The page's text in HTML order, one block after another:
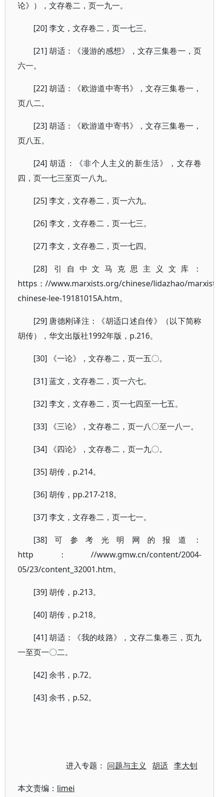
论》），文存卷二，页一九一。
[20] 李文，文存卷二，页一七三。
[21] 胡适：《漫游的感想》，文存三集卷一，页
六一。
[22] 胡适：《欧游道中寄书》，文存三集卷一，
页八二。
[23] 胡适：《欧游道中寄书》，文存三集卷一，
页八五。
[24] 胡适：《非个人主义的新生活》，文存卷
四，页一七三至页一八九。
[25] 李文，文存卷二，页一六九。
[26] 李文，文存卷二，页一七三。
[27] 李文，文存卷二，页一七四。
[28] 引自中文马克思主义文库：
https：//www.marxists.org/chinese/lidazhao/
chinese-lee-19181015A.htm。
[29] 唐德刚译注：《胡适口述自传》（以下简称
胡传），华文出版社1992年版，p.216。
[30] 《一论》，文存卷二，页一五〇。
[31] 蓝文，文存卷二，页一六七。
[32] 李文，文存卷二，页一七四至一七五。
[33] 《三论》，文存卷二，页一八〇至一八一。
[34] 《四论》，文存卷二，页一九〇。
[35] 胡传，p.214。
[36] 胡传，pp.217-218。
[37] 李文，文存卷二，页一七一。
[38]可参考光明网的报道：
http：//www.gmw.cn/content/2004-
05/23/content_32001.htm。
[39] 胡传，p.213。
[40] 胡传，p.218。
[41] 胡适：《我的歧路》，文存二集卷三，页九
一至页一〇二。
[42] 余书，p.72。
[43] 余书，p.52。
进入专题： 问题与主义 胡适 李大钊
本文责编： limei